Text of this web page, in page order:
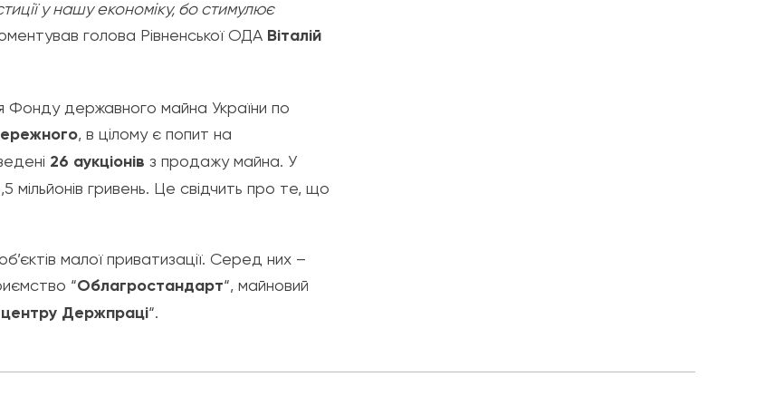
у нашу економіку, бо стимулює
голова Рівненської ОДА Віталій
Фонду державного майна України по
, в цілому є попит на
26 аукціонів з продажу майна. У
гривень. Це свідчить про те, що
малої приватизації. Серед них –
“Облагростандарт“, майновий
центру Держпраці“.